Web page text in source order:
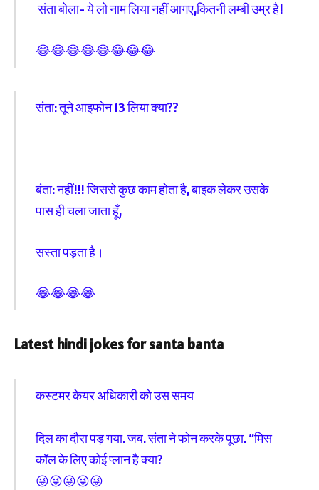
संता बोला- ये लो नाम लिया नहीं आगए,कितनी लम्बी उम्र है!
😂😂😂😂😂😂😂😂
संता: तूने आइफोन 13 लिया क्या??
बंता: नहीं!!! जिससे कुछ काम होता है, बाइक लेकर उसके
पास ही चला जाता हूँ,
सस्ता पड़ता है।
😂😂😂😂
Latest hindi jokes for santa banta
कस्टमर केयर अधिकारी को उस समय
दिल का दौरा पड़ गया. जब. संता ने फोन करके पूछा. “मिस
कॉल के लिए कोई प्लान है क्या?
😜😜😜😜😜